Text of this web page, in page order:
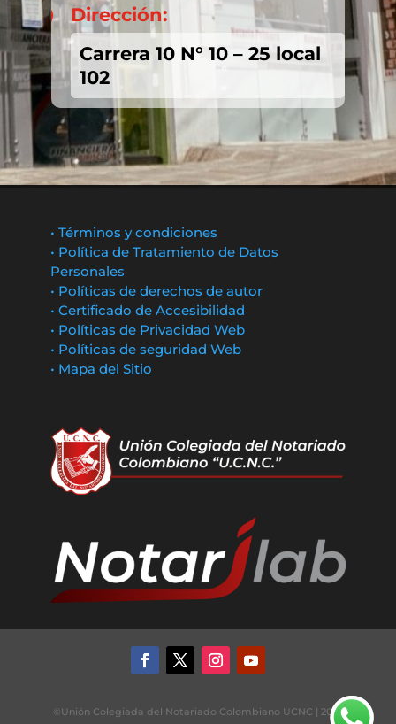

Dirección:
Carrera 10 N° 10 – 25 local
102
• Términos y condiciones
• Política de Tratamiento de Datos
Personales
• Políticas de derechos de autor
• Certificado de Accesibilidad
• Políticas de Privacidad Web
• Políticas de seguridad Web
• Mapa del Sitio
©Unión Colegiada del Notariado Colombiano UCNC | 2022